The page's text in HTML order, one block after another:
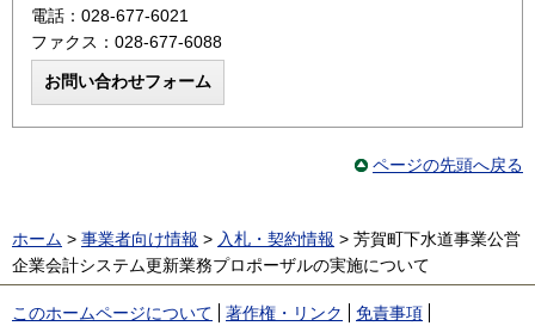
電話：028-677-6021
ファクス：028-677-6088
ページの先頭へ戻る
ホーム > 事業者向け情報 > 入札・契約情報 > 芳賀町下水道事業公営
企業会計システム更新業務プロポーザルの実施について
このホームページについて 著作権・リンク 免責事項